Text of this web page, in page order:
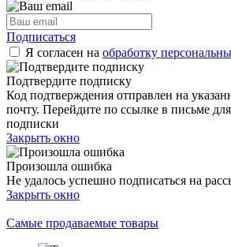
Подписаться
Я согласен на обработку
Подтвердите подписку
Код подтверждения отправлен на
почту. Перейдите по ссылке в письме
подписки
Закрыть окно
Произошла ошибка
Не удалось успешно подписаться на
Закрыть окно
Самые продаваемые товары